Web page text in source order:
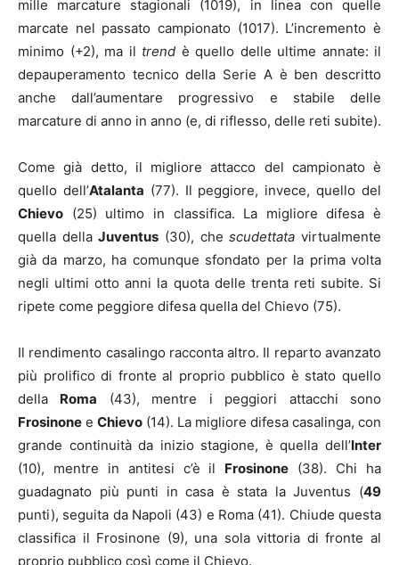
mille marcature stagionali (1019), in linea con quelle
marcate nel passato campionato (1017). L’incremento è
minimo (+2), ma il trend è quello delle ultime annate: il
depauperamento tecnico della Serie A è ben descritto
anche dall’aumentare progressivo e stabile delle
marcature di anno in anno (e, di riflesso, delle reti subite).
Come già detto, il migliore attacco del campionato è
quello dell’Atalanta (77). Il peggiore, invece, quello del
Chievo (25) ultimo in classifica. La migliore difesa è
quella dellaJuventus (30), chescudettata virtualmente
già da marzo, ha comunque sfondato per la prima volta
negli ultimi otto anni la quota delle trenta reti subite. Si
ripete come peggiore difesa quella del Chievo (75).
Il rendimento casalingo racconta altro. Il reparto avanzato
più prolifico di fronte al proprio pubblico è stato quello
della Roma (43), mentre i peggiori attacchi sono
Frosinone e Chievo (14). La migliore difesa casalinga, con
grande continuità da inizio stagione, è quella dell’Inter
(10), mentre in antitesi c’è il Frosinone (38). Chi ha
guadagnato più punti in casa è stata la Juventus (49
punti), seguita da Napoli (43) e Roma (41). Chiude questa
classifica il Frosinone (9), una sola vittoria di fronte al
proprio pubblico così come il Chievo.